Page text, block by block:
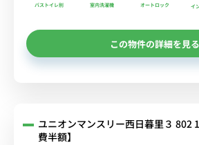
バストイレ別 室内洗濯機 オートロック
イ
この物件の詳細を見る
ユニオンマンスリー西日暮里３ 802
費半額】